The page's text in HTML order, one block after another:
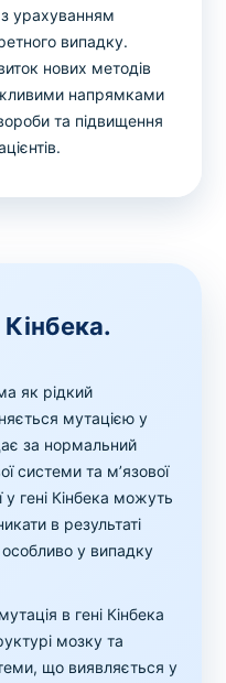
з урахуванням
випадку.
нових методів
напрямками
та підвищення
Кінбека.
як рідкий
мутацією у
за нормальний
системи та м’язової
у гені Кінбека можуть
в результаті
у випадку
в гені Кінбека
мозку та
що виявляється у